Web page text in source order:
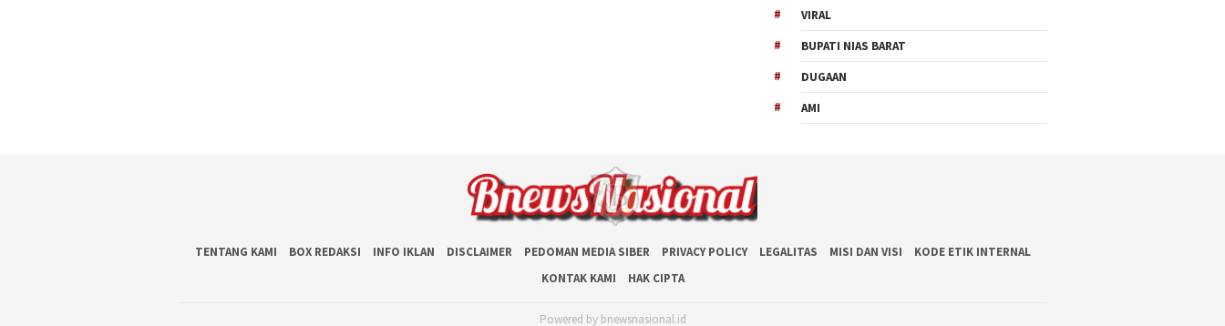
VIRAL
BUPATI NIAS BARAT
DUGAAN
AMI
TENTANG KAMI BOX REDAKSI INFO IKLAN DISCLAIMER PEDOMAN MEDIA SIBER PRIVACY POLICY LEGALITAS MISI DAN VISI
KODE ETIK INTERNAL
KONTAK KAMI
HAK CIPTA
Powered by bnewsnasional.id